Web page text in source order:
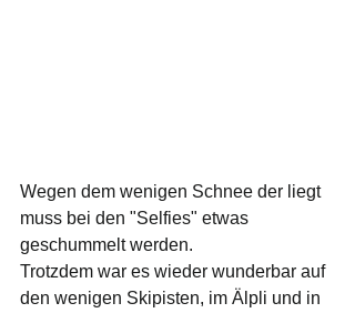
Wegen dem wenigen Schnee der liegt
muss bei den "Selfies" etwas
geschummelt werden.
Trotzdem war es wieder wunderbar auf
den wenigen Skipisten, im Älpli und in